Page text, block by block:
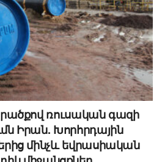
ռուսական գազի
Իրան. Խորհրդային
մինչև եվրասիական